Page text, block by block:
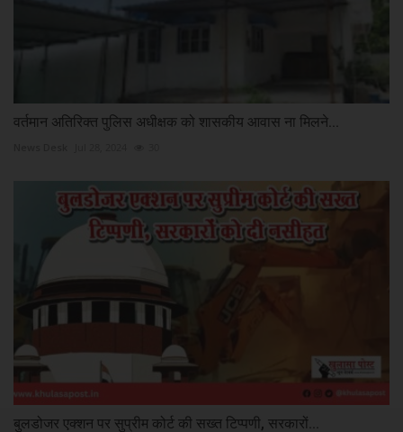
वर्तमान अतिरिक्त पुलिस अधीक्षक को शासकीय आवास ना मिलने...
बुलडोजर एक्शन पर सुप्रीम कोर्ट की सख्त टिप्पणी, सरकारों...